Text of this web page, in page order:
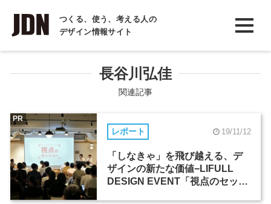
つくる、使う、考える人の
デザイン情報サイト
INTERVIEW
インタビュー
COLUMN
コラム
長谷川弘佳
関連記事
レポート 19/11/12
「しなきゃ」を飛び越える、デ
ザインの新たな価値−LIFULL
DESIGN EVENT「視点のセッシ
PR